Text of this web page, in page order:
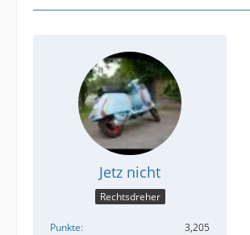
Jetz nicht
Rechtsdreher
Punkte
3,205